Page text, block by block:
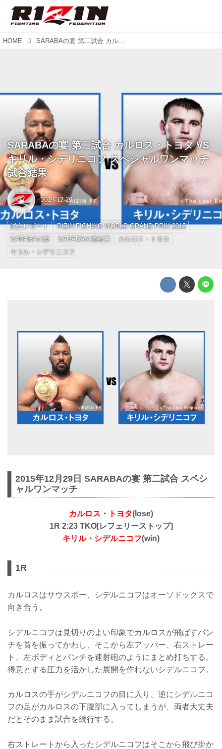
HOME SARABAの宴 第二試合 カルロス・トヨタ VS キリル・シデリニコフ スペシャルワンマッチ 試合結果
SARABAの宴 第二試合 カルロス・トヨタ VS
キリル・シデリニコフ スペシャルワンマッチ
試合結果
2015-12-29
試合レポート
RIZIN FIGHING WORLD GRAND-PRIX 2015
SARABAの宴
SARABAの宴結果
カルロス・トヨタ
キリル・シデリニコフ
2015年12月29日 SARABAの宴 第二試合 スペシ
ャルワンマッチ
カルロス・トヨタ(lose)
1R 2:23 TKO[レフェリーストップ]
キリル・シデルニコフ(win)
1R
カルロスはサウスポー、シデルニコフはオーソドックスで
向き合う。
シデルニコフは見切りのよい印象でカルロスが飛ばすパン
チを首を振ってかわし、そこから左アッパー、右ストレー
ト、左ボディとパンチを速射砲のようにまとめ打ちする。
得意とする圧力を活かした展開を作れないシデルニコフ。
カルロスの手がシデルニコフの目に入り、逆にシデルニコ
フの足がカルロスの下腹部に入ってしまうが、両者大丈夫
だとそのまま試合を続行する。
右ストレートから入ったシデルニコフはそこから飛び掛か